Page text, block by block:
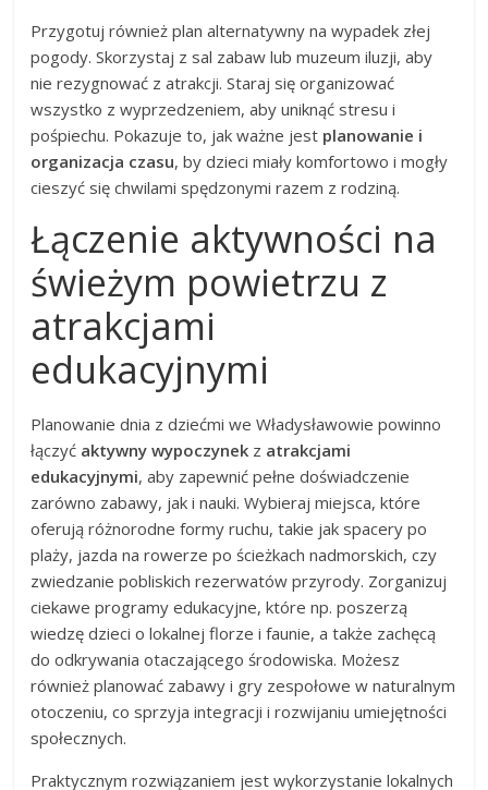
Przygotuj również plan alternatywny na wypadek złej
pogody. Skorzystaj z sal zabaw lub muzeum iluzji, aby
nie rezygnować z atrakcji. Staraj się organizować
wszystko z wyprzedzeniem, aby uniknąć stresu i
pośpiechu. Pokazuje to, jak ważne jest planowanie i
organizacja czasu, by dzieci miały komfortowo i mogły
cieszyć się chwilami spędzonymi razem z rodziną.
Łączenie aktywności na
świeżym powietrzu z
atrakcjami
edukacyjnymi
Planowanie dnia z dziećmi we Władysławowie powinno
łączyć aktywny wypoczynek z atrakcjami
edukacyjnymi, aby zapewnić pełne doświadczenie
zarówno zabawy, jak i nauki. Wybieraj miejsca, które
oferują różnorodne formy ruchu, takie jak spacery po
plaży, jazda na rowerze po ścieżkach nadmorskich, czy
zwiedzanie pobliskich rezerwatów przyrody. Zorganizuj
ciekawe programy edukacyjne, które np. poszerzą
wiedzę dzieci o lokalnej florze i faunie, a także zachęcą
do odkrywania otaczającego środowiska. Możesz
również planować zabawy i gry zespołowe w naturalnym
otoczeniu, co sprzyja integracji i rozwijaniu umiejętności
społecznych.
Praktycznym rozwiązaniem jest wykorzystanie lokalnych